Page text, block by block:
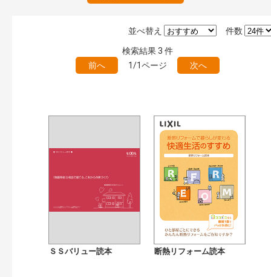
絞り込みの解除
キーワード検索（あいまい）
目次も検索 検 索
まずはここから（3）
リフォームおすすめ（4）
補助金・優遇制度を知る（2）
カテゴリー
玄関ドア・引戸（7）
インテリア建材（7）
エクステリア（3）
件数
並べ替え
検索結果3 件
前へ
1/1ページ 次へ
ＳＳバリュー読本 断熱リフォーム読本